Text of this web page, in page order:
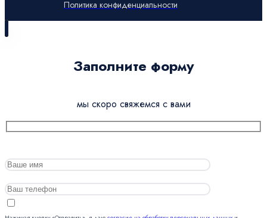
Политика конфиденциальности
Заполните форму
мы скоро свяжемся с вами